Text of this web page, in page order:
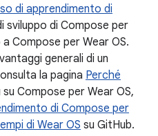
di apprendimento di
sviluppo di Compose per
Compose per Wear OS.
generali di un
la pagina Perché
su Compose per Wear OS,
di Compose per
di Wear OS su GitHub.